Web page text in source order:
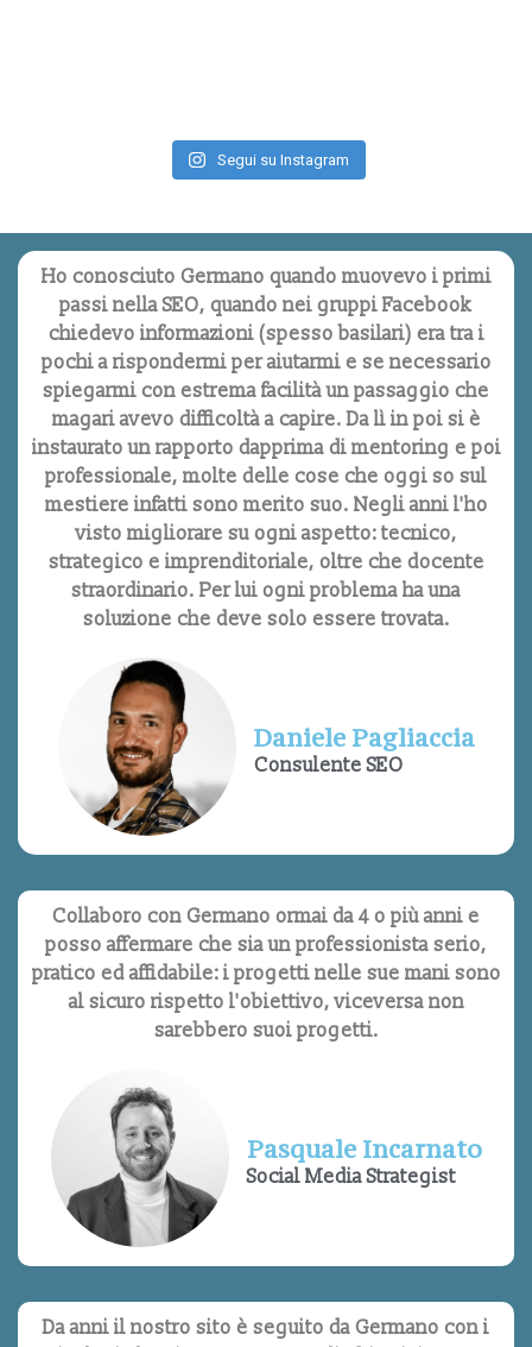
Segui su Instagram
Ho conosciuto Germano quando muovevo i primi
passi nella SEO, quando nei gruppi Facebook
chiedevo informazioni (spesso basilari) era tra i
pochi a rispondermi per aiutarmi e se necessario
spiegarmi con estrema facilità un passaggio che
magari avevo difficoltà a capire. Da lì in poi si è
instaurato un rapporto dapprima di mentoring e poi
professionale, molte delle cose che oggi so sul
mestiere infatti sono merito suo. Negli anni l'ho
visto migliorare su ogni aspetto: tecnico,
strategico e imprenditoriale, oltre che docente
straordinario. Per lui ogni problema ha una
soluzione che deve solo essere trovata.
Daniele Pagliaccia
Consulente SEO
Collaboro con Germano ormai da 4 o più anni e
posso affermare che sia un professionista serio,
pratico ed affidabile: i progetti nelle sue mani sono
al sicuro rispetto l'obiettivo, viceversa non
sarebbero suoi progetti.
Pasquale Incarnato
Social Media Strategist
Da anni il nostro sito è seguito da Germano con i